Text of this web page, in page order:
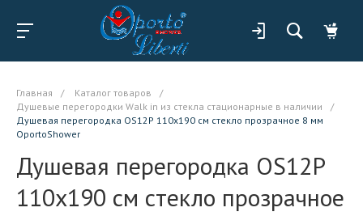
Главная / Каталог товаров
/
Душевые перегородки Walk in из стекла стационарные в наличии
/
Душевая перегородка OS12P 110x190 см стекло прозрачное 8 мм
OportoShower
Душевая перегородка OS12P
110x190 см стекло прозрачное